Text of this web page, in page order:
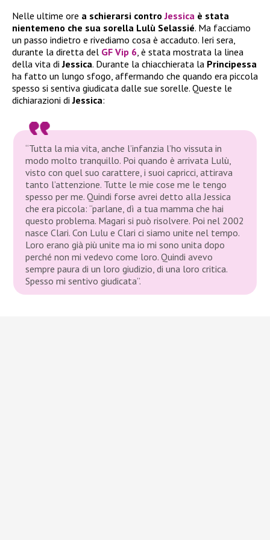
Nelle ultime ore a schierarsi controJessica è stata
nientemeno che sua sorella Lulù Selassié. Ma facciamo
un passo indietro e rivediamo cosa è accaduto. Ieri sera,
durante la diretta del GF Vip 6, è stata mostrata la linea
della vita diJessica. Durante la chiacchierata la Principessa
ha fatto un lungo sfogo, affermando che quando era piccola
spesso si sentiva giudicata dalle sue sorelle. Queste le
dichiarazioni diJessica:
“Tutta la mia vita, anche l’infanzia l’ho vissuta in
modo molto tranquillo. Poi quando è arrivata Lulù,
visto con quel suo carattere, i suoi capricci, attirava
tanto l’attenzione. Tutte le mie cose me le tengo
spesso per me. Quindi forse avrei detto alla Jessica
che era piccola: “parlane, dì a tua mamma che hai
questo problema. Magari si può risolvere. Poi nel 2002
nasce Clari. Con Lulu e Clari ci siamo unite nel tempo.
Loro erano già più unite ma io mi sono unita dopo
perché non mi vedevo come loro. Quindi avevo
sempre paura di un loro giudizio, di una loro critica.
Spesso mi sentivo giudicata”.